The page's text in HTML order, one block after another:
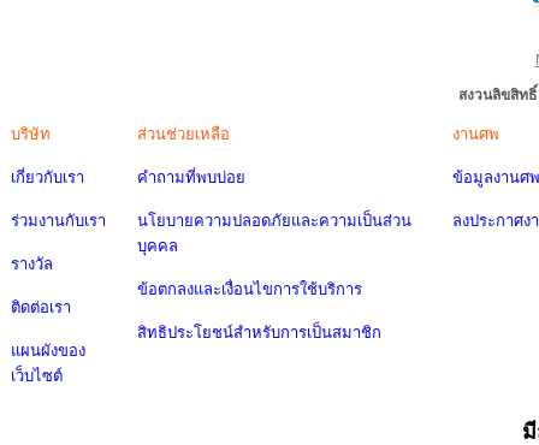
สงวนลิขสิท
บริษัท
เกี่ยวกับเรา
ร่วมงานกับเรา
รางวัล
ติดต่อเรา
แผนผังของ
เว็บไซต์
ส่วนช่วยเหลือ
คำถามที่พบบ่อย
นโยบายความปลอดภัยและความเป็นส่วน
บุคคล
ข้อตกลงและเงื่อนไขการใช้บริการ
สิทธิประโยชน์สำหรับการเป็นสมาชิก
งานศพ
ข้อมูลงานศพ
ลงประกาศง